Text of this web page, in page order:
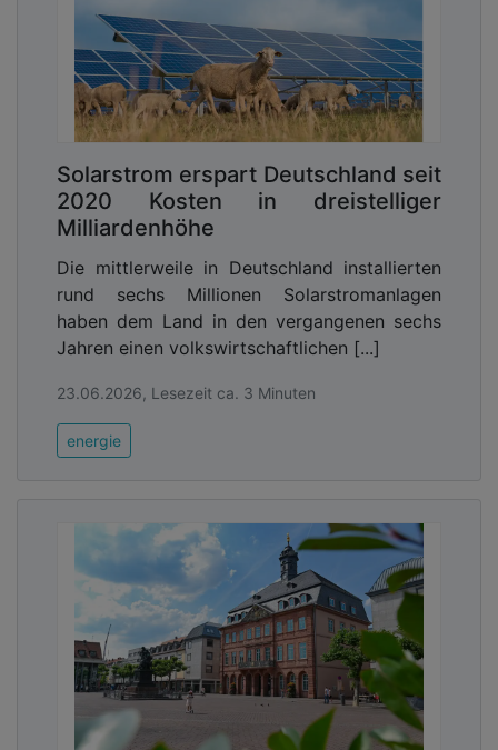
Solarstrom erspart Deutschland seit
2020 Kosten in dreistelliger
Milliardenhöhe
Die mittlerweile in Deutschland installierten
rund sechs Millionen Solarstromanlagen
haben dem Land in den vergangenen sechs
Jahren einen volkswirtschaftlichen [...]
23.06.2026, Lesezeit ca. 3 Minuten
energie